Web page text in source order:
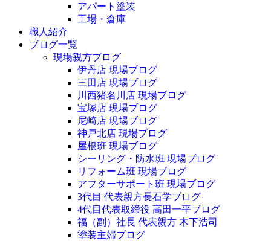
アパート塗装
工場・倉庫
職人紹介
ブログ一覧
現場親方ブログ
伊丹店 現場ブログ
三田店 現場ブログ
川西猪名川店 現場ブログ
宝塚店 現場ブログ
尼崎店 現場ブログ
神戸北店 現場ブログ
屋根班 現場ブログ
シーリング・防水班 現場ブログ
リフォーム班 現場ブログ
アフターサポート班 現場ブログ
3代目 代表親方長石学ブログ
4代目代表取締役 高田一平ブログ
福（副）社長 代表親方 木下浩司
塗装主婦ブログ